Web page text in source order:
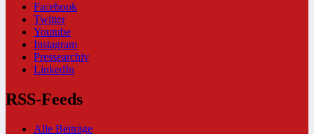
Facebook
Twitter
Youtube
Instagram
Pressearchiv
LinkedIn
RSS-Feeds
Alle Beiträge